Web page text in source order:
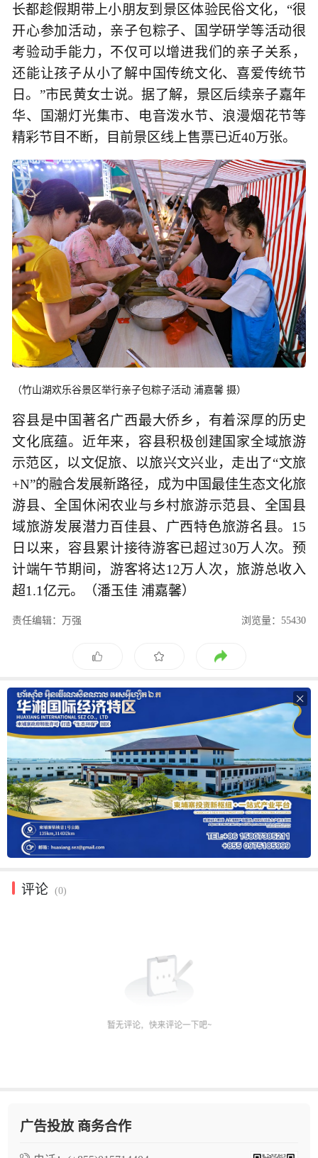
长都趁假期带上小朋友到景区体验民俗文化，“很
开心参加活动，亲子包粽子、国学研学等活动很
考验动手能力，不仅可以增进我们的亲子关系，
还能让孩子从小了解中国传统文化、喜爱传统节
日。”市民黄女士说。据了解，景区后续亲子嘉年
华、国潮灯光集市、电音泼水节、浪漫烟花节等
精彩节目不断，目前景区线上售票已近40万张。
（竹山湖欢乐谷景区举行亲子包粽子活动 浦嘉馨 摄）
容县是中国著名广西最大侨乡，有着深厚的历史
文化底蕴。近年来，容县积极创建国家全域旅游
示范区，以文促旅、以旅兴文兴业，走出了“文旅
+N”的融合发展新路径，成为中国最佳生态文化旅
游县、全国休闲农业与乡村旅游示范县、全国县
域旅游发展潜力百佳县、广西特色旅游名县。15
日以来，容县累计接待游客已超过30万人次。预
计端午节期间，游客将达12万人次，旅游总收入
超1.1亿元。（潘玉佳 浦嘉馨）
责任编辑：万强 浏览量：55430

评论 (0)
广告投放 商务合作